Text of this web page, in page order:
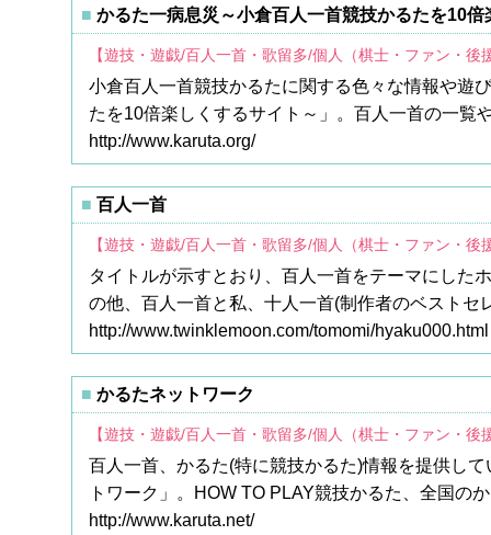
かるた一病息災～小倉百人一首競技かるたを10倍
【遊技・遊戯/百人一首・歌留多/個人（棋士・ファン・後
小倉百人一首競技かるたに関する色々な情報や遊
たを10倍楽しくするサイト～」。百人一首の一覧
http://www.karuta.org/
百人一首
【遊技・遊戯/百人一首・歌留多/個人（棋士・ファン・後
タイトルが示すとおり、百人一首をテーマにした
の他、百人一首と私、十人一首(制作者のベスト
http://www.twinklemoon.com/tomomi/hyaku000.html
かるたネットワーク
【遊技・遊戯/百人一首・歌留多/個人（棋士・ファン・後
百人一首、かるた(特に競技かるた)情報を提供し
トワーク」。HOW TO PLAY競技かるた、全国の
http://www.karuta.net/